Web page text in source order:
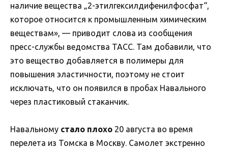
наличие вещества „2-этилгексилдифенилфосфат“,
которое относится к промышленным химическим
веществам», — приводит слова из сообщения
пресс-службы ведомства ТАСС. Там добавили, что
это вещество добавляется в полимеры для
повышения эластичности, поэтому не стоит
исключать, что он появился в пробах Навального
через пластиковый стаканчик.
Навальному стало плохо 20 августа во время
перелета из Томска в Москву. Самолет экстренно